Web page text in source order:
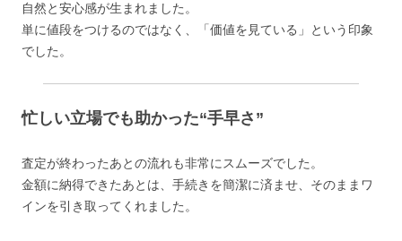
自然と安心感が生まれました。
単に値段をつけるのではなく、「価値を見ている」という印象
でした。
忙しい立場でも助かった“手早さ”
査定が終わったあとの流れも非常にスムーズでした。
金額に納得できたあとは、手続きを簡潔に済ませ、そのままワ
インを引き取ってくれました。